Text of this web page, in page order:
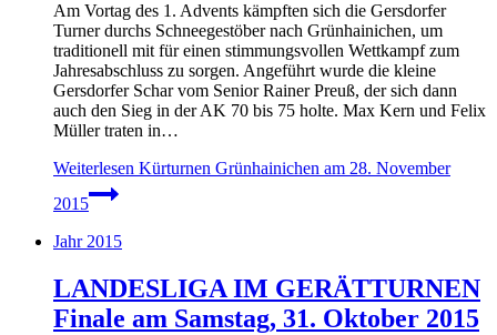
Am Vortag des 1. Advents kämpften sich die Gersdorfer
Turner durchs Schneegestöber nach Grünhainichen, um
traditionell mit für einen stimmungsvollen Wettkampf zum
Jahresabschluss zu sorgen. Angeführt wurde die kleine
Gersdorfer Schar vom Senior Rainer Preuß, der sich dann
auch den Sieg in der AK 70 bis 75 holte. Max Kern und Felix
Müller traten in…
Weiterlesen Kürturnen Grünhainichen am 28. November
2015
Jahr 2015
LANDESLIGA IM GERÄTTURNEN
Finale am Samstag, 31. Oktober 2015